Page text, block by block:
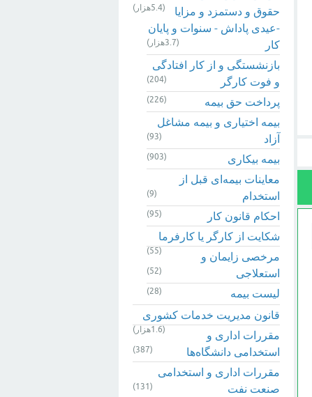
(5.4هزار)
حقوق و دستمزد و مزایا
-عیدی پاداش - سنوات و پایان
کار
(3.7هزار)
بازنشستگی و از کار افتادگی
و فوت کارگر
(204)
پرداخت حق بیمه (226)
بیمه اختیاری و بیمه مشاغل
آزاد
(93)
بیمه بیکاری (903)
معاینات بیمه‌ای قبل از
استخدام
(9)
احکام قانون کار (95)
شکایت از کارگر یا کارفرما
(55)
مرخصی زایمان و
استعلاجی
(52)
لیست بیمه (28)
قانون مدیریت خدمات کشوری
(1.6هزار)
مقررات اداری و
استخدامی دانشگاه‌ها
(387)
مقررات اداری و استخدامی
صنعت نفت
(131)